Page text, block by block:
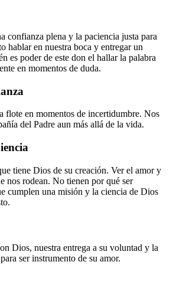
confianza plena y la paciencia justa para
hablar en nuestra boca y entregar un
es poder de este don el hallar la palabra
en momentos de duda.
flote en momentos de incertidumbre. Nos
del Padre aun más allá de la vida.
tiene Dios de su creación. Ver el amor y
nos rodean. No tienen por qué ser
cumplen una misión y la ciencia de Dios
Dios, nuestra entrega a su voluntad y la
ser instrumento de su amor.